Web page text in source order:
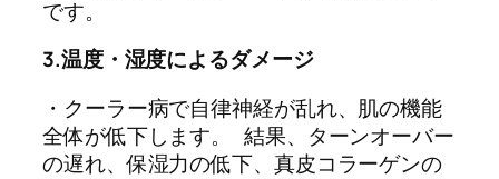
です。
3.温度・湿度によるダメージ
・クーラー病で自律神経が乱れ、肌の機能
全体が低下します。 結果、ターンオーバー
の遅れ、保湿力の低下、真皮コラーゲンの